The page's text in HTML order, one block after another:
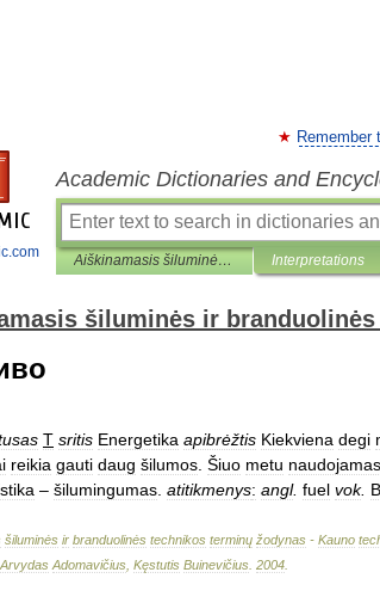
Remember
Academic Dictionaries and
Aiškinamasis šiluminės ir branduolinės technikos terminų žodynas Interpretations
šiluminės ir
T sritis Energetika apibrėžtis Kiekviena degi
reikia gauti daug šilumos Šiuo metu naudojamas
– šilumingumas atitikmenys: angl. fuel vok.
šiluminės ir branduolinės technikos terminų žodynas - Kauno
Arvydas Adomavičius Kęstutis Buinevičius 2004